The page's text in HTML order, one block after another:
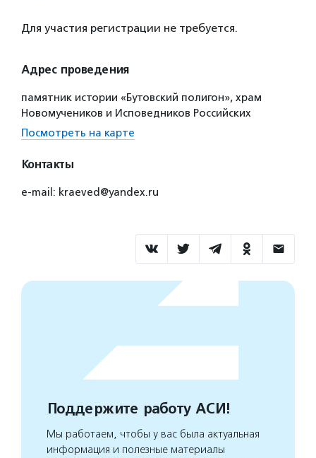
Для участия регистрации не требуется.
Адрес проведения
памятник истории «Бутовский полигон», храм
Новомучеников и Исповедников Российских
Посмотреть на карте
Контакты
e-mail: kraeved@yandex.ru
Поддержите работу АСИ!
Мы работаем, чтобы у вас была актуальная
информация и полезные материалы